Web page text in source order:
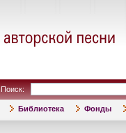
Поиск:
Библиотека Фонды